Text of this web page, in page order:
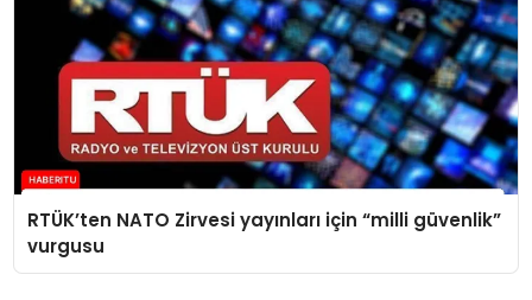
RTÜK’ten NATO Zirvesi yayınları için “milli güvenlik”
vurgusu